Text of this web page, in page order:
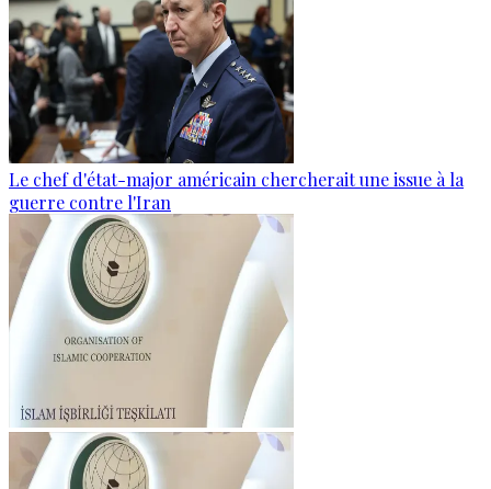
Le chef d'état-major américain chercherait une issue à la
guerre contre l'Iran